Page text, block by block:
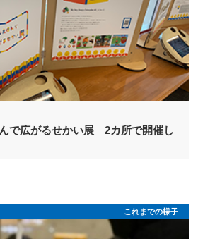
で広がるせかい展 2カ所で開催し
これまでの様子